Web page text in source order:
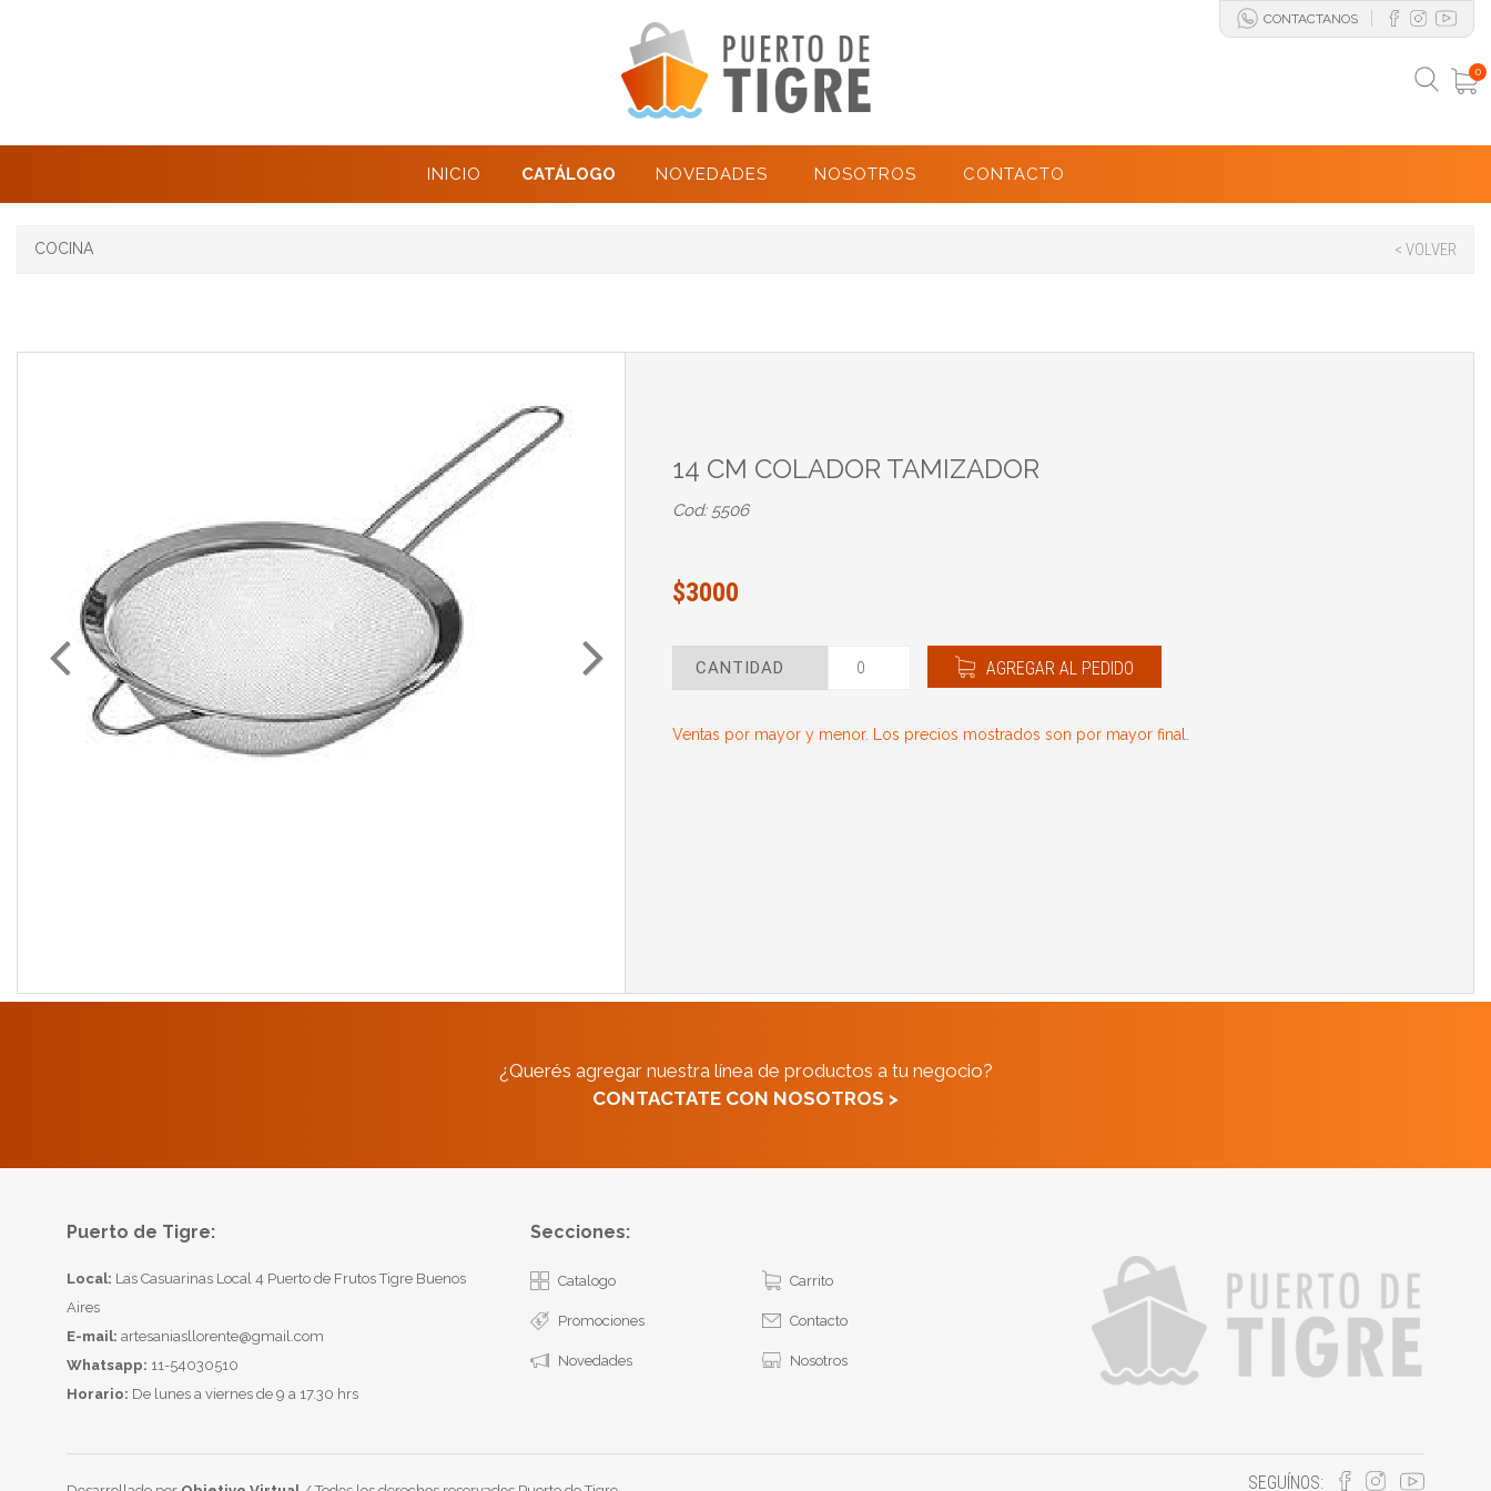
CONTACTANOS
0
INICIO CATÁLOGO NOVEDADES NOSOTROS CONTACTO
COCINA < VOLVER
14 CM COLADOR TAMIZADOR
Cod: 5506
$3000
CANTIDAD AGREGAR AL PEDIDO
Ventas por mayor y menor. Los precios mostrados son por mayor final.
¿Querés agregar nuestra línea de productos a tu negocio?
CONTACTATE CON NOSOTROS >
Puerto de Tigre:
Local: Las Casuarinas Local 4 Puerto de Frutos Tigre Buenos
Aires
E-mail: artesaniasllorente@gmail.com
Whatsapp: 11-54030510
Horario: De lunes a viernes de 9 a 17.30 hrs
Secciones:
Catalogo
Promociones
Novedades
Carrito
Contacto
Nosotros
SEGUÍNOS: